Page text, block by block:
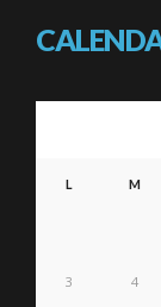
L M
3 4